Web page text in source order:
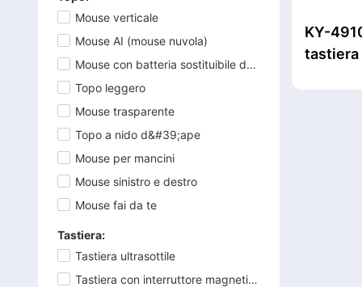
Tastiera meccanica da
gioco wireless
Tastiera a membrana
da gioco
Tastiera a membrana
per giochi wireless
tastiera e mouse per
ufficio
Auricolare TWS
Tappetino per mouse
da gioco
Microfono da gioco
Altoparlante
Clicker per
presentatore wireless
Mouse verticale
Mouse AI (mouse nuvola)
Mouse con batteria sostituibile dall&#39;utente
Topo leggero
Mouse trasparente
Topo a nido d&#39;ape
Mouse per mancini
Mouse sinistro e destro
Mouse fai da te
Tastiera:
Tastiera ultrasottile
Tastiera con interruttore magnetico
KY-
tastiera